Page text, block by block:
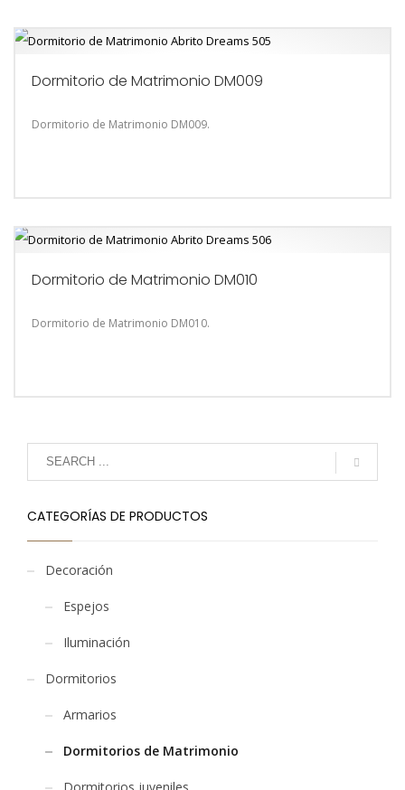
Dormitorio de Matrimonio DM009
Dormitorio de Matrimonio DM009.
Dormitorio de Matrimonio DM010
Dormitorio de Matrimonio DM010.
CATEGORÍAS DE PRODUCTOS
Decoración
Espejos
Iluminación
Dormitorios
Armarios
Dormitorios de Matrimonio